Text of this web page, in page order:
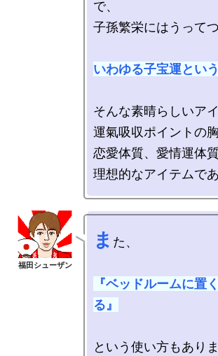
で、
子孫繁栄にはうって
いわゆる子宝運という
そんな素晴らしいア
運氣吸収ポイントの
恋愛体質、愛情運体
ま た、
『ベッドルームに置
る』
という使い方もありま